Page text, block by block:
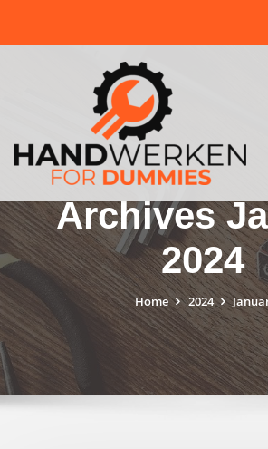
content
Archives
2024
Home 2024